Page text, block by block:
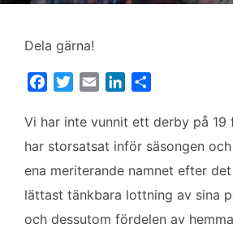
Dela gärna!
c
e
o
o
k
i
t
e
r
a
i
n
k
d
I
n
l
a
Vi har inte vunnit ett derby på 19
har storsatsat inför säsongen
ena meriterande namnet efter
lättast tänkbara lottning av sina
och dessutom fördelen av